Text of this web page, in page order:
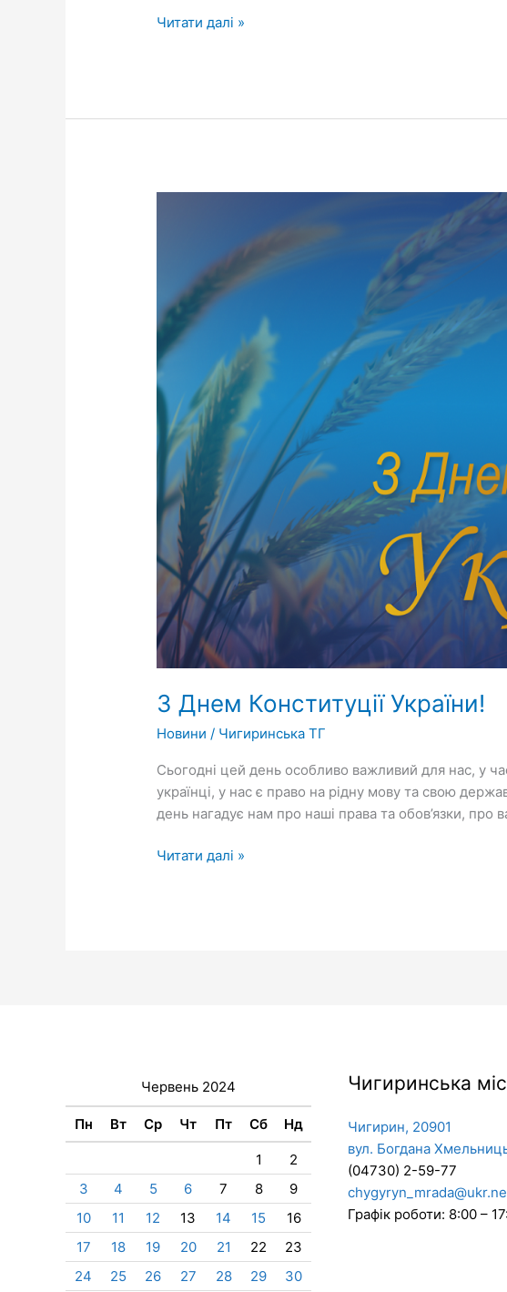
населення,
етики
Читати далі »
З Днем Конституції України!
Новини / Чигиринська ТГ
Сьогодні цей день особливо важливий для нас, у
українці, у нас є право на рідну мову та свою
день нагадує нам про наші права та обов’язки, про
України!
Читати далі »
Червень 2024
Пн Вт Ср Чт Пт Сб Нд
1
2
3
4 5 6 7 8
9
10
11 12 13 14 15
16
17
18 19 20 21 22
23
24
25 26 27 28 29 30
Чигиринська
Чигирин, 20901
вул. Богдана
(04730) 2-59-77
Графік роботи: 8:00 –